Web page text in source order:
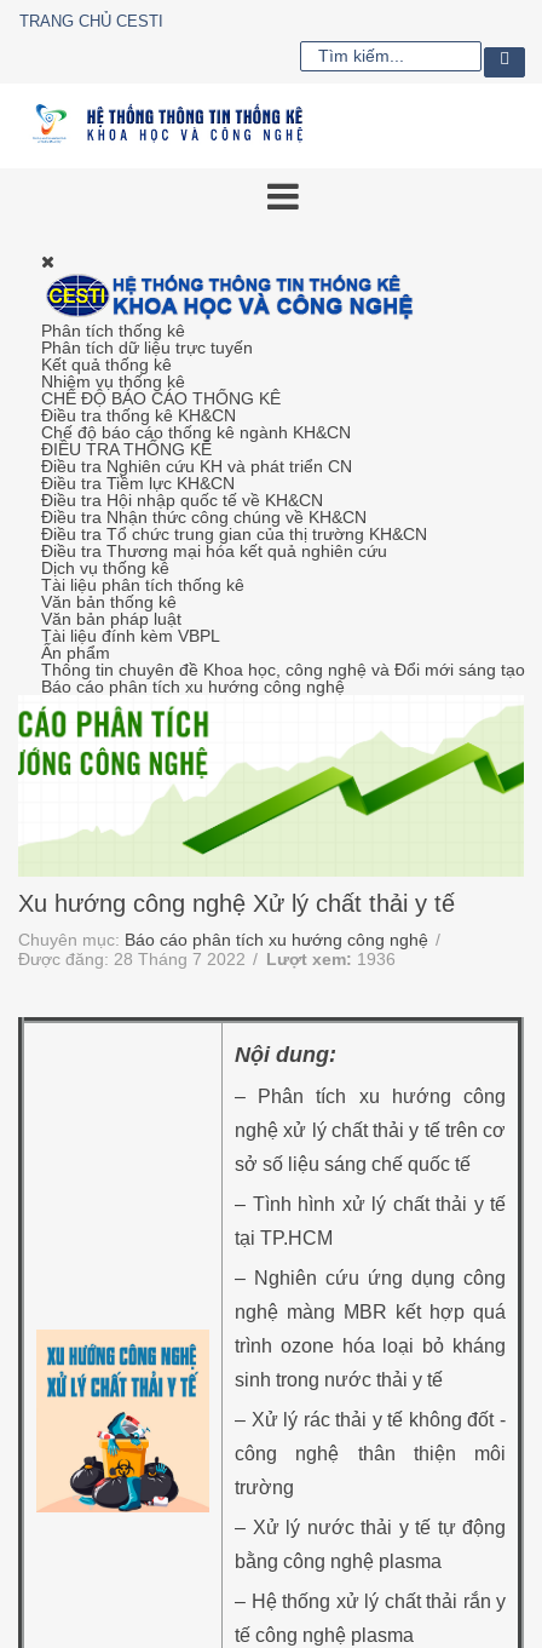
TRANG CHỦ CESTI
Phân tích thống kê
Phân tích dữ liệu trực tuyến
Kết quả thống kê
Nhiệm vụ thống kê
CHẾ ĐỘ BÁO CÁO THỐNG KÊ
Điều tra thống kê KH&CN
Chế độ báo cáo thống kê ngành KH&CN
ĐIỀU TRA THỐNG KÊ
Điều tra Nghiên cứu KH và phát triển CN
Điều tra Tiềm lực KH&CN
Điều tra Hội nhập quốc tế về KH&CN
Điều tra Nhận thức công chúng về KH&CN
Điều tra Tổ chức trung gian của thị trường KH&CN
Điều tra Thương mại hóa kết quả nghiên cứu
Dịch vụ thống kê
Tài liệu phân tích thống kê
Văn bản thống kê
Văn bản pháp luật
Tài liệu đính kèm VBPL
Ấn phẩm
Thông tin chuyên đề Khoa học, công nghệ và Đổi mới sáng tạo
Báo cáo phân tích xu hướng công nghệ
Xu hướng công nghệ Xử lý chất thải y tế
Chuyên mục: Báo cáo phân tích xu hướng công nghệ
Được đăng: 28 Tháng 7 2022
Lượt xem: 1936
Nội dung:
– Phân tích xu hướng công
nghệ xử lý chất thải y tế trên cơ
sở số liệu sáng chế quốc tế
– Tình hình xử lý chất thải y tế
tại TP.HCM
– Nghiên cứu ứng dụng công
nghệ màng MBR kết hợp quá
trình ozone hóa loại bỏ kháng
sinh trong nước thải y tế
– Xử lý rác thải y tế không đốt -
công nghệ thân thiện môi
trường
– Xử lý nước thải y tế tự động
bằng công nghệ plasma
– Hệ thống xử lý chất thải rắn y
tế công nghệ plasma